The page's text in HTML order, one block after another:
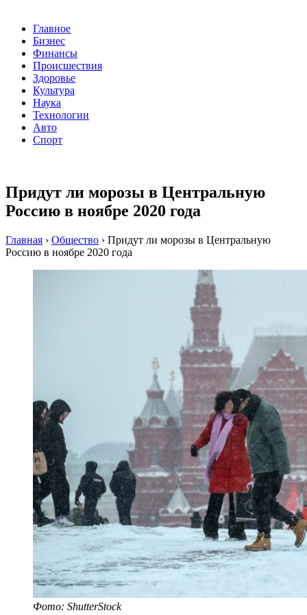
Главное
Бизнес
Финансы
Происшествия
Здоровье
Культура
Наука
Технологии
Авто
Спорт
Придут ли морозы в Центральную
Россию в ноябре 2020 года
Главная › Общество › Придут ли морозы в Центральную
Россию в ноябре 2020 года
Фото: ShutterStock